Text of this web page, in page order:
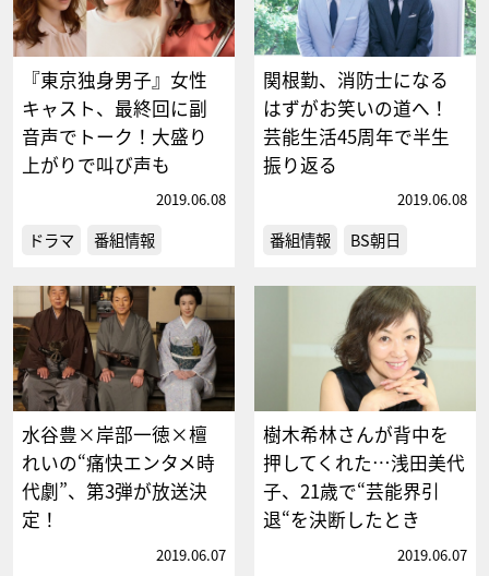
『東京独身男子』女性
キャスト、最終回に副
音声でトーク！大盛り
上がりで叫び声も
2019.06.08
ドラマ 番組情報
関根勤、消防士になる
はずがお笑いの道へ！
芸能生活45周年で半生
振り返る
2019.06.08
番組情報 BS朝日
水谷豊×岸部一徳×檀
れいの“痛快エンタメ時
代劇”、第3弾が放送決
定！
2019.06.07
樹木希林さんが背中を
押してくれた…浅田美代
子、21歳で“芸能界引
退“を決断したとき
2019.06.07